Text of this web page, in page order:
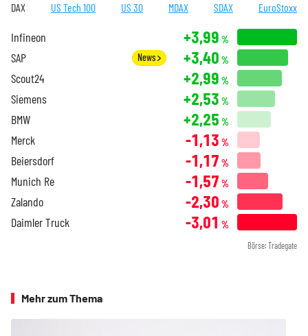
DAX US Tech 100 US 30 MDAX SDAX EuroStoxx
Infineon +3,99 %
SAP News +3,40 %
Scout24 +2,99 %
Siemens +2,53 %
BMW +2,25 %
Merck -1,13 %
Beiersdorf -1,17 %
Munich Re -1,57 %
Zalando -2,30 %
Daimler Truck -3,01 %
Börse: Tradegate
Mehr zum Thema